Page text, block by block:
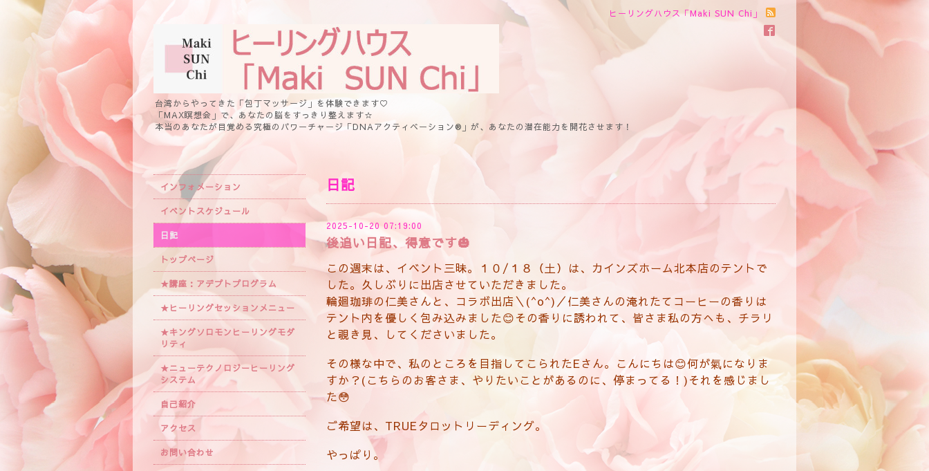
ヒーリングハウス「Maki SUN Chi」
台湾からやってきた「包丁マッサージ」を体験できます♡
「MAX瞑想会」で、あなたの脳をすっきり整えます☆
本当のあなたが目覚める究極のパワーチャージ「DNAアクティベーション®」が、あなたの潜在能力を開花させます！
日記
2025-10-20 07:19:00
後追い日記、得意です🎃
この週末は、イベント三昧。１０/１８（土）は、カインズホーム北本店のテントで
した。久しぶりに出店させていただきました。
輪廻珈琲の仁美さんと、コラボ出店＼(^o^)／仁美さんの淹れたてコーヒーの香りは
テント内を優しく包み込みました😊その香りに誘われて、皆さま私の方へも、チラリ
と覗き見、してくださいました。
その様な中で、私のところを目指してこられたEさん。こんにちは😊何が氣になりま
すか？(こちらのお客さま、やりたいことがあるのに、停まってる！)それを感じまし
た😳
ご希望は、TRUEタロットリーディング。
やっぱり。
インフォメーション
イベントスケジュール
日記
トップページ
★講座：アデプトプログラム
★ヒーリングセッションメニュー
★キングソロモンヒーリングモダ
リティ
★ニューテクノロジーヒーリング
システム
自己紹介
アクセス
お問い合わせ